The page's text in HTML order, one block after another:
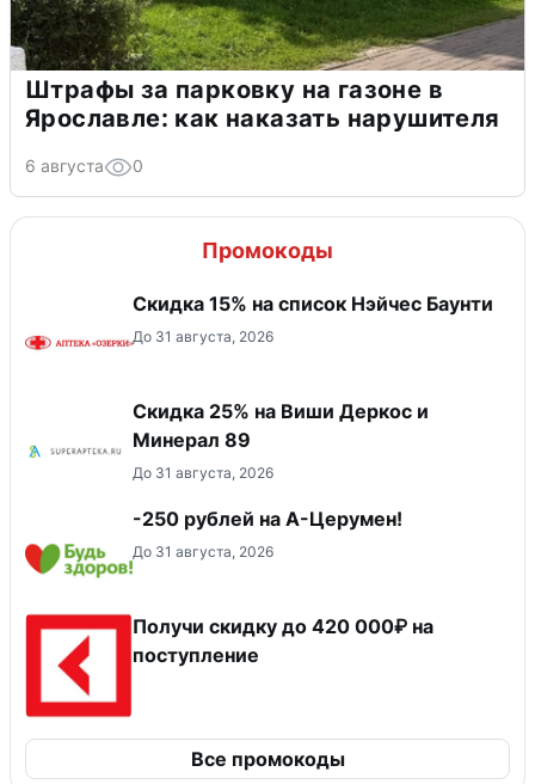
Штрафы за парковку на газоне в
Ярославле: как наказать нарушителя
6 августа 0
Промокоды
Скидка 15% на список Нэйчес Баунти
До 31 августа, 2026
Скидка 25% на Виши Деркос и
Минерал 89
До 31 августа, 2026
-250 рублей на А-Церумен!
До 31 августа, 2026
Получи скидку до 420 000₽ на
поступление
Все промокоды